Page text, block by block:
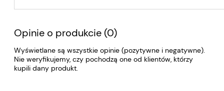
Opinie o produkcie (0)
Wyświetlane są wszystkie opinie (pozytywne i negatywne).
Nie weryfikujemy, czy pochodzą one od klientów, którzy
kupili dany produkt.